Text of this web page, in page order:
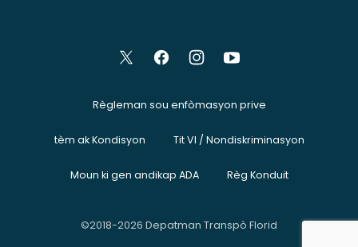
Règleman sou enfòmasyon prive
tèm ak Kondisyon Tit VI / Nondiskriminasyon
Moun ki gen andikap ADA Règ Konduit
©2018-2026 Depatman Transpò Florid